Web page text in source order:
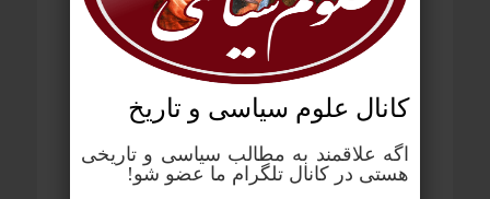
آمریکا: از مستعمره بریتانیا تا ایالات متحده
بزرگ‌ترین رنج بشر چیست؟
کانال علوم‌ سیاسی و تاریخ
اگه علاقمند به مطالب سیاسی و تاریخی
هستی در کانال تلگرام ما عضو شو!